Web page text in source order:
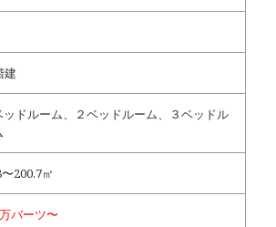
建
ッドルーム、２ベッドルーム、３ベッドル
200.7㎡
バーツ〜